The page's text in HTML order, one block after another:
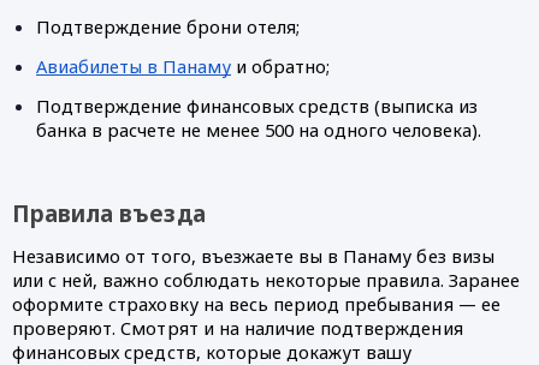
Подтверждение брони отеля;
Авиабилеты в Панаму и обратно;
Подтверждение финансовых средств (выписка из
банка в расчете не менее 500 на одного человека).
Правила въезда
Независимо от того, въезжаете вы в Панаму без визы
или с ней, важно соблюдать некоторые правила. Заранее
оформите страховку на весь период пребывания — ее
проверяют. Смотрят и на наличие подтверждения
финансовых средств, которые докажут вашу